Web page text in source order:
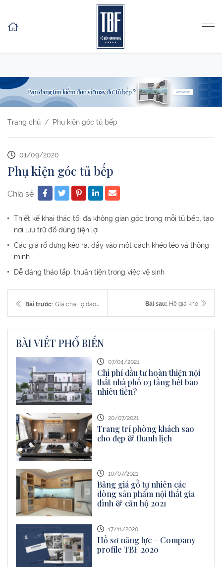
Skip to content
Trang chủ Phụ kiện góc tủ bếp
01/09/2020
Phụ kiện góc tủ bếp
Chia sẻ
Thiết kế khai thác tối đa không gian góc trong mỗi tủ bếp, tạo
nơi lưu trữ đồ dùng tiện lợi
Các giá rổ đựng kéo ra, đẩy vào một cách khéo léo và thông
minh
Dễ dàng tháo lắp, thuận tiện trong việc vệ sinh
Bài trước: Giá chai lọ dao thớt Bài sau: Hệ giá kho
BÀI VIẾT PHỔ BIẾN
07/04/2021
Chi phí đầu tư hoàn thiện nội
thất nhà phố 03 tầng hết bao
nhiêu tiền?
20/07/2021
Trang trí phòng khách sao
cho đẹp & thanh lịch
10/07/2021
Bảng giá gỗ tự nhiên các
dòng sản phẩm nội thất gia
đình & căn hộ 2021
17/11/2020
Hồ sơ năng lực – Company
profile TBF 2020